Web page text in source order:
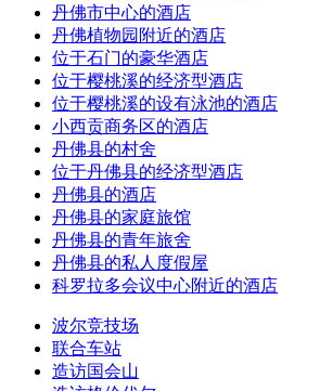
丹佛市中心的酒店
丹佛植物园附近的酒店
位于石门的豪华酒店
位于樱桃溪的经济型酒店
位于樱桃溪的设有泳池的酒店
小西贡商务区的酒店
丹佛县的村舍
位于丹佛县的经济型酒店
丹佛县的酒店
丹佛县的家庭旅馆
丹佛县的青年旅舍
丹佛县的私人度假屋
科罗拉多会议中心附近的酒店
波尔竞技场
联合车站
造访国会山